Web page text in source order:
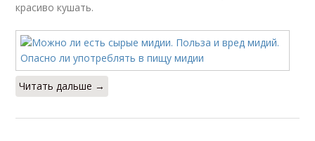
красиво кушать.
Читать дальше →